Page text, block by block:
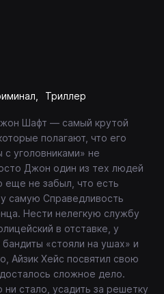
Триллер
Шафт — самый крутой
полагают, что его
уголовниками» не
Джон один из тех людей
еще не забыл, что есть
самую Справедливость
Нести нелегкую службу
в отставке, у
«стояли на ушах» и
Айзик Хейс посвятил свою
сложное дело.
стало, усадить за решетку